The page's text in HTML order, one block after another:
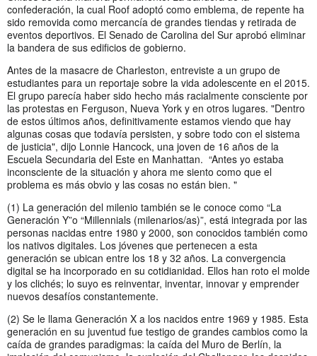
confederación, la cual Roof adoptó como emblema, de repente ha
sido removida como mercancía de grandes tiendas y retirada de
eventos deportivos. El Senado de Carolina del Sur aprobó eliminar
la bandera de sus edificios de gobierno.
Antes de la masacre de Charleston, entreviste a un grupo de
estudiantes para un reportaje sobre la vida adolescente en el 2015.
El grupo parecía haber sido hecho más racialmente consciente por
las protestas en Ferguson, Nueva York y en otros lugares. "Dentro
de estos últimos años, definitivamente estamos viendo que hay
algunas cosas que todavía persisten, y sobre todo con el sistema
de justicia", dijo Lonnie Hancock, una joven de 16 años de la
Escuela Secundaria del Este en Manhattan. “Antes yo estaba
inconsciente de la situación y ahora me siento como que el
problema es más obvio y las cosas no están bien. "
(1) La generación del milenio también se le conoce como “La
Generación Y”o “Millennials (milenarios/as)”, está integrada por las
personas nacidas entre 1980 y 2000, son conocidos también como
los nativos digitales. Los jóvenes que pertenecen a esta
generación se ubican entre los 18 y 32 años. La convergencia
digital se ha incorporado en su cotidianidad. Ellos han roto el molde
y los clichés; lo suyo es reinventar, inventar, innovar y emprender
nuevos desafíos constantemente.
(2) Se le llama Generación X a los nacidos entre 1969 y 1985. Esta
generación en su juventud fue testigo de grandes cambios como la
caída de grandes paradigmas: la caída del Muro de Berlín, la